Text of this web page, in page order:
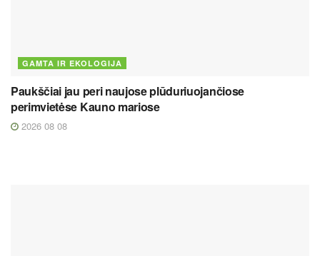
GAMTA IR EKOLOGIJA
Paukščiai jau peri naujose plūduriuojančiose
perimvietėse Kauno mariose
2026 08 08